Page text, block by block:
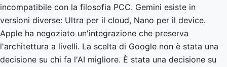
incompatibile con la filosofia PCC. Gemini esiste in
versioni diverse: Ultra per il cloud, Nano per il device.
Apple ha negoziato un'integrazione che preserva
l'architettura a livelli. La scelta di Google non è stata una
decisione su chi fa l'AI migliore. È stata una decisione su